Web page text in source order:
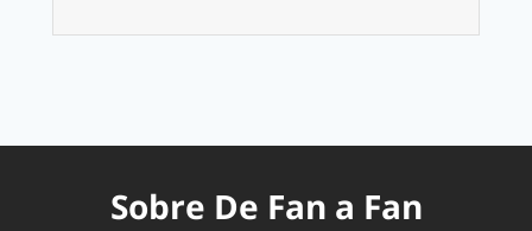
Sobre De Fan a Fan